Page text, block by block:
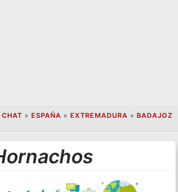
CHAT » ESPAÑA » EXTREMADURA » BADAJOZ